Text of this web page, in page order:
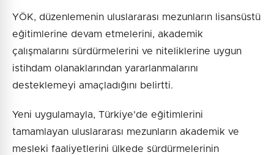
YÖK, düzenlemenin uluslararası mezunların lisansüstü
eğitimlerine devam etmelerini, akademik
çalışmalarını sürdürmelerini ve niteliklerine uygun
istihdam olanaklarından yararlanmalarını
desteklemeyi amaçladığını belirtti.
Yeni uygulamayla, Türkiye'de eğitimlerini
tamamlayan uluslararası mezunların akademik ve
mesleki faaliyetlerini ülkede sürdürmelerinin